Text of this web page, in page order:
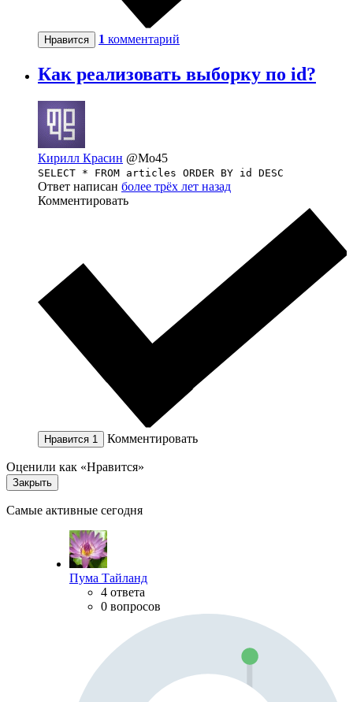
Нравится 1 комментарий
Как реализовать выборку по id?
Кирилл Красин @Mo45
SELECT * FROM articles ORDER BY id DESC
Ответ написан более трёх лет назад
Комментировать
Нравится 1 Комментировать
Оценили как «Нравится»
Закрыть
Самые активные сегодня
Пума Тайланд
4 ответа
0 вопросов